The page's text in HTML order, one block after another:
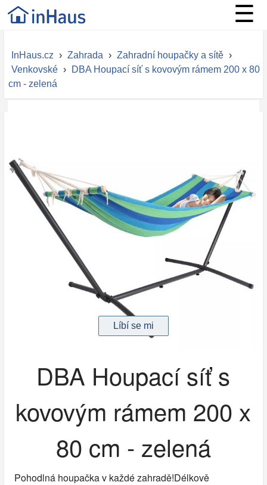
☰
InHaus.cz › Zahrada › Zahradní houpačky a sítě ›
Venkovské ›
DBA Houpací síť s kovovým rámem 200 x 80
cm - zelená
DBA Houpací síť s
kovovým rámem 200 x
80 cm - zelená
Pohodlná houpačka v každé zahradě!Délkově